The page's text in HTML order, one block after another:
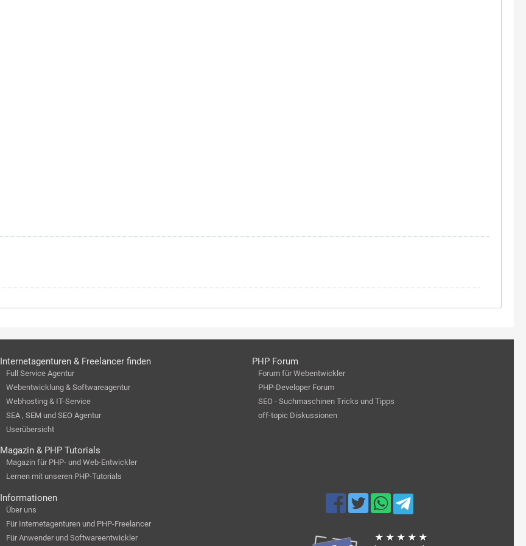
Internetagenturen & Freelancer finden
Full Service Agentur
Webentwicklung & Softwareagentur
Webhosting & IT-Service
SEA , SEM und SEO Agentur
Userübersicht
Magazin & PHP Tutorials
Magazin für PHP- und Web-Entwickler
Lernen mit unseren PHP-Tutorials
PHP Forum
Forum für Webentwickler
PHP-Developer Forum
SEO - Suchmaschinen Tricks und Tipps
off-topic Diskussionen
Informationen
Über uns
Für Internetagenturen und PHP-Freelancer
Für Anwender und Softwareentwickler